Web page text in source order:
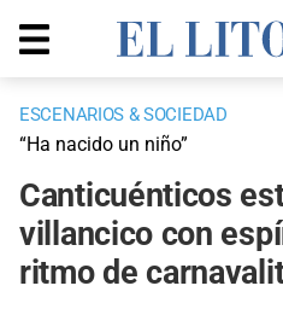
ESCENARIOS & SOCIEDAD
“Ha nacido un niño”
Canticuénticos
villancico con
ritmo de